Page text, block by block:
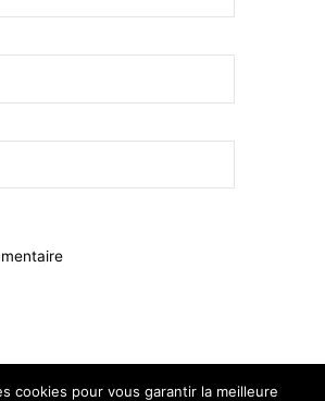
cookies pour vous garantir la meilleure